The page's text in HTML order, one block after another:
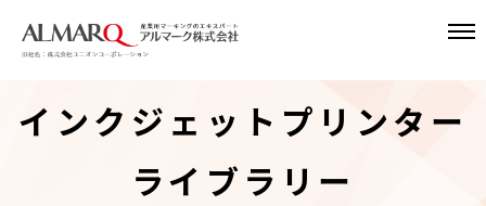
インクジェットプリンター
ライブラリー